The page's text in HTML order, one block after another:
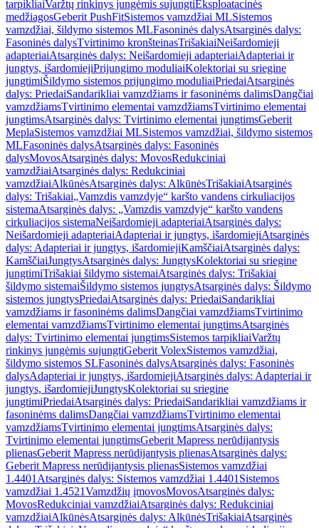
tarpikliaiVaržtų rinkinys jungėmis sujungtiEksploatacinės
medžiagosGeberit PushFitSistemos vamzdžiai MLSistemos
vamzdžiai, šildymo sistemos MLFasoninės dalysAtsarginės dalys:
Fasoninės dalysTvirtinimo kronšteinasTrišakiaiNeišardomieji
adapteriaiAtsarginės dalys: Neišardomieji adapteriaiAdapteriai ir
jungtys, išardomiejiPrijungimo moduliaiKolektoriai su sriegine
jungtimiŠildymo sistemos prijungimo moduliaiPriedaiAtsarginės
dalys: PriedaiSandarikliai vamzdžiams ir fasoninėms dalimsDangčiai
vamzdžiamsTvirtinimo elementai vamzdžiamsTvirtinimo elementai
jungtimsAtsarginės dalys: Tvirtinimo elementai jungtimsGeberit
MeplaSistemos vamzdžiai MLSistemos vamzdžiai, šildymo sistemos
MLFasoninės dalysAtsarginės dalys: Fasoninės
dalysMovosAtsarginės dalys: MovosRedukciniai
vamzdžiaiAtsarginės dalys: Redukciniai
vamzdžiaiAlkūnėsAtsarginės dalys: AlkūnėsTrišakiaiAtsarginės
dalys: Trišakiai„Vamzdis vamzdyje“ karšto vandens cirkuliacijos
sistemaAtsarginės dalys: „Vamzdis vamzdyje“ karšto vandens
cirkuliacijos sistemaNeišardomieji adapteriaiAtsarginės dalys:
Neišardomieji adapteriaiAdapteriai ir jungtys, išardomiejiAtsarginės
dalys: Adapteriai ir jungtys, išardomiejiKamščiaiAtsarginės dalys:
KamščiaiJungtysAtsarginės dalys: JungtysKolektoriai su sriegine
jungtimiTrišakiai šildymo sistemaiAtsarginės dalys: Trišakiai
šildymo sistemaiŠildymo sistemos jungtysAtsarginės dalys: Šildymo
sistemos jungtysPriedaiAtsarginės dalys: PriedaiSandarikliai
vamzdžiams ir fasoninėms dalimsDangčiai vamzdžiamsTvirtinimo
elementai vamzdžiamsTvirtinimo elementai jungtimsAtsarginės
dalys: Tvirtinimo elementai jungtimsSistemos tarpikliaiVaržtų
rinkinys jungėmis sujungtiGeberit VolexSistemos vamzdžiai,
šildymo sistemos SLFasoninės dalysAtsarginės dalys: Fasoninės
dalysAdapteriai ir jungtys, išardomiejiAtsarginės dalys: Adapteriai ir
jungtys, išardomiejiJungtysKolektoriai su sriegine
jungtimiPriedaiAtsarginės dalys: PriedaiSandarikliai vamzdžiams ir
fasoninėms dalimsDangčiai vamzdžiamsTvirtinimo elementai
vamzdžiamsTvirtinimo elementai jungtimsAtsarginės dalys:
Tvirtinimo elementai jungtimsGeberit Mapress nerūdijantysis
plienasGeberit Mapress nerūdijantysis plienasAtsarginės dalys:
Geberit Mapress nerūdijantysis plienasSistemos vamzdžiai
1.4401 Atsarginės dalys: Sistemos vamzdžiai 1.4401 Sistemos
vamzdžiai 1.4521Vamzdžių įmovosMovosAtsarginės dalys:
MovosRedukciniai vamzdžiaiAtsarginės dalys: Redukciniai
vamzdžiaiAlkūnėsAtsarginės dalys: AlkūnėsTrišakiaiAtsarginės